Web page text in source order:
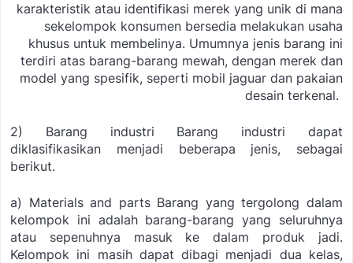
karakteristik atau identifikasi merek yang unik di mana
sekelompok konsumen bersedia melakukan usaha
khusus untuk membelinya. Umumnya jenis barang ini
terdiri atas barang-barang mewah, dengan merek dan
model yang spesifik, seperti mobil jaguar dan pakaian
desain terkenal.
2) Barang industri
Barang industri dapat
diklasifikasikan menjadi beberapa jenis, sebagai
berikut.
a) Materials and parts Barang yang tergolong dalam
kelompok ini adalah barang-barang yang seluruhnya
atau sepenuhnya masuk ke dalam produk jadi.
Kelompok ini masih dapat dibagi menjadi dua kelas,